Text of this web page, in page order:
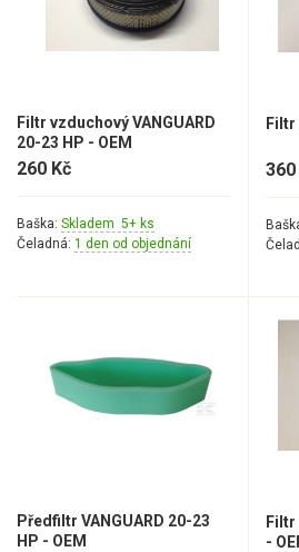
Mulčovače
Benzínové křovinořezy a vyžínače
Aku křovinořezy a vyžínače
Motorové pily
Jednoruční pily
Vyvětvovací pily
Aku křovinořezy a vyžínače
Filtr vzduchový VANGUARD
20-23 HP - OEM
260 Kč
Baška: Skladem 5+ ks
Čeladná: 1 den od objednání
360
Předfiltr VANGUARD 20-23
HP - OEM
Filtr
-